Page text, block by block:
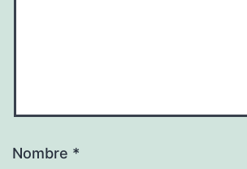
Nombre *